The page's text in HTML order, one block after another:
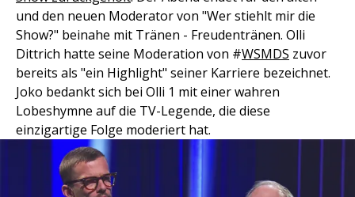
und den neuen Moderator von "Wer stiehlt mir die
Show?" beinahe mit Tränen - Freudentränen. Olli
Dittrich hatte seine Moderation von #WSMDS zuvor
bereits als "ein Highlight" seiner Karriere bezeichnet.
Joko bedankt sich bei Olli 1 mit einer wahren
Lobeshymne auf die TV-Legende, die diese
einzigartige Folge moderiert hat.